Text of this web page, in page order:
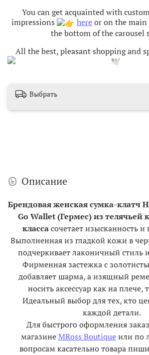
You can get acquainted with
impressions
hereor on the main
the bottom of the carousel
All the best, pleasant shopping and
Выбрать
Описание
Брендовая женская сумка-клатч
Go Wallet (Гермес) из
классасочетает изысканность и
Выполненная из гладкой кожи в
подчеркивает лаконичный стиль
Фирменная застежка с
добавляет шарма, а изящный
носить аксессуар как на плече,
Идеальный выбор для тех, кто
каждой детали.
Для быстрого оформления
магазинеMRoss Boutiqueили по
вопросам касательно товара